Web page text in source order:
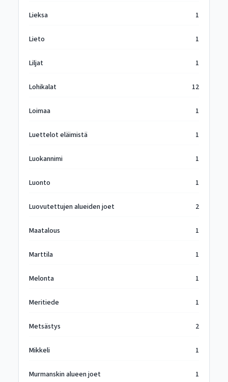
Lieksa 1
Lieto 1
Liljat 1
Lohikalat 12
Loimaa 1
Luettelot eläimistä 1
Luokannimi 1
Luonto 1
Luovutettujen alueiden joet 2
Maatalous 1
Marttila 1
Melonta 1
Meritiede 1
Metsästys 2
Mikkeli 1
Murmanskin alueen joet 1